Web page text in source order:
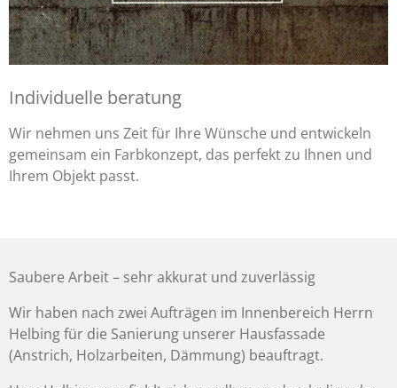
Individuelle beratung
Wir nehmen uns Zeit für Ihre Wünsche und entwickeln
gemeinsam ein Farbkonzept, das perfekt zu Ihnen und
Ihrem Objekt passt.
Saubere Arbeit – sehr akkurat und zuverlässig
Wir haben nach zwei Aufträgen im Innenbereich Herrn
Helbing für die Sanierung unserer Hausfassade
(Anstrich, Holzarbeiten, Dämmung) beauftragt.